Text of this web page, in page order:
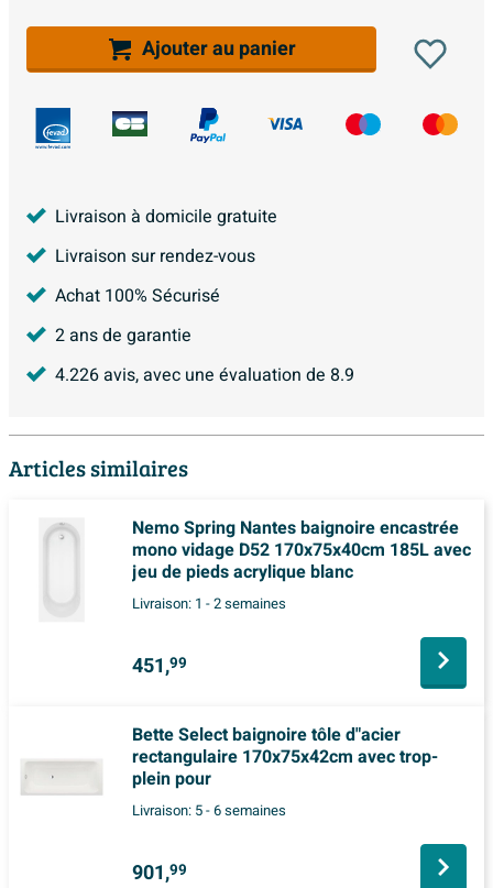
Ajouter au panier
Livraison à domicile gratuite
Livraison sur rendez-vous
Achat 100% Sécurisé
2 ans de garantie
4.226avis, avec une évaluation de 8.9
Articles similaires
Nemo Spring Nantes baignoire encastrée
mono vidage D52 170x75x40cm 185L avec
jeu de pieds acrylique blanc
Livraison: 1 - 2 semaines
451,99
Bette Select baignoire tôle d"acier
rectangulaire 170x75x42cm avec trop-
plein pour
Livraison: 5 - 6 semaines
901,99